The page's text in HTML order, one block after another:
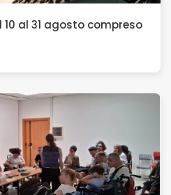
al 31 agosto compreso